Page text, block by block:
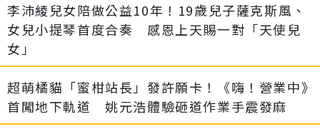
李沛綾兒女陪做公益10年！19歲兒子薩克斯風、
女兒小提琴首度合奏 感恩上天賜一對「天使兒
女」
超萌橘貓「蜜柑站長」發許願卡！《嗨！營業中》
首闖地下軌道 姚元浩體驗砸道作業手震發麻